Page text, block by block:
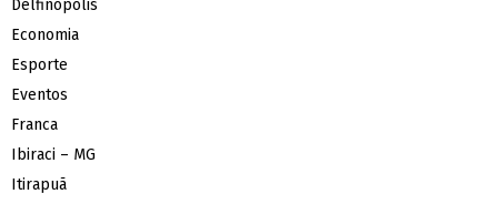
Delfinópolis
Economia
Esporte
Eventos
Franca
Ibiraci – MG
Itirapuã